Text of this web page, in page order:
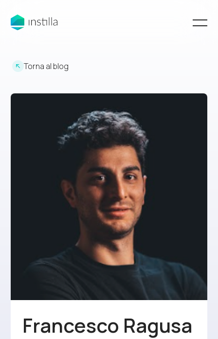
Torna al blog
Francesco Ragusa